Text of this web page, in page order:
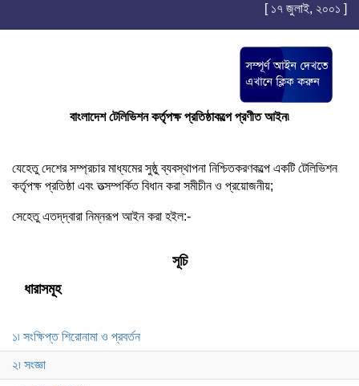
[ ১৭ জুলাই, ২০০১ ]
বাংলাদেশ টেলিভিশন কর্তৃপক্ষ প্রতিষ্ঠাকল্পে প্রণীত আইন৷
যেহেতু দেশের সম্প্রচার মাধ্যমের সুষ্ঠু ব্যবস্থাপনা নিশ্চিতকরণকল্পে একটি টেলিভিশন
কর্তৃপক্ষ প্রতিষ্ঠা এবং তত্সম্পর্কিত বিধান করা সমীচীন ও প্রয়োজনীয়;
সেহেতু এতদ্‌দ্বারা নিম্নরূপ আইন করা হইল:-
সূচি
ধারাসমূহ
১৷ সংক্ষিপ্ত শিরোনামা ও প্রবর্তন
২৷ সংজ্ঞা